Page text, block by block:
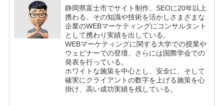
静岡県富士市でサイト制作、SEOに20年以上
携わる。その知識や技術を活かしさまざまな
企業のWEBマーケティングにコンサルタント
として携わり実績を出している。
WEBマーケティングに関する大学での授業や
ウェビナーでの登壇、さらには国際学会での
発表を行っている。
ホワイトな施策を中心とし、安全に、そして
確実にクライアントの数字を上げる施策を心
掛け、高い成功実績を残している。